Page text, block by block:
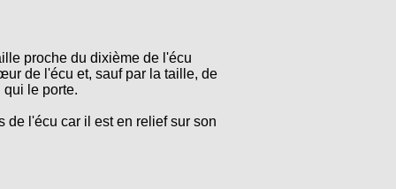
proche du dixième de l'écu
de l'écu et, sauf par la taille, de
le porte.
de l'écu car il est en relief sur son